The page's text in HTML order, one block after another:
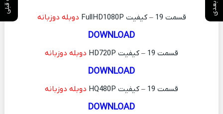
قسمت 19 – کیفیت FullHD1080P دوبله دوزبانه
DOWNLOAD
قسمت 19 – کیفیت HD720P دوبله دوزبانه
DOWNLOAD
قسمت 19 – کیفیت HQ480P دوبله دوزبانه
DOWNLOAD